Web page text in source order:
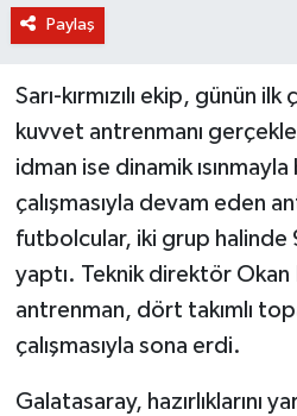
Paylaş
Sarı-kırmızılı ekip, günün
kuvvet antrenmanı
idman ise dinamik
çalışmasıyla devam eden
futbolcular, iki grup halinde
yaptı. Teknik direktör
antrenman, dört takımlı
çalışmasıyla sona erdi.
Galatasaray, hazırlıklarını